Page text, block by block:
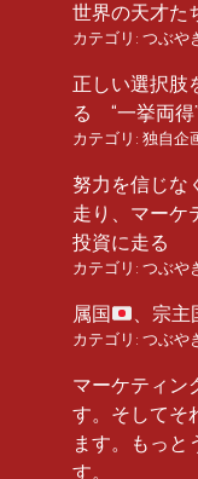
世界の天才た
カテゴリ: つぶや
正しい選択肢
る “一挙両得”
カテゴリ: 独自企
努力を信じな
走り、マーケ
投資に走る
カテゴリ: つぶや
属国 、宗主
カテゴリ: つぶや
マーケティン
す。そしてそ
ます。もっと
す。